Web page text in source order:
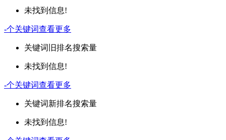
未找到信息!
-个关键词查看更多
关键词 旧排名搜索量
未找到信息!
-个关键词查看更多
关键词新排名搜索量
未找到信息!